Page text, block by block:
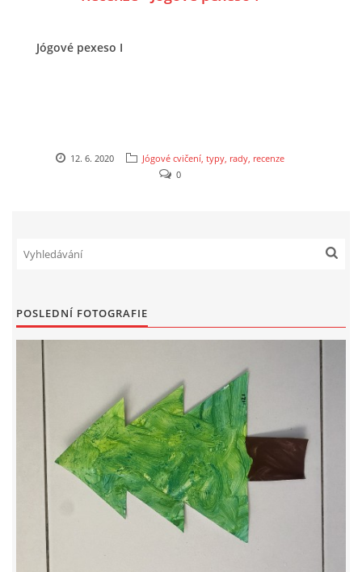
VÝTVARNÉ AKTIVITY - JARO
VÝTVARNÉ AKTIVITY - PODZIM
VÝTVARNÉ AKTIVITY - ZIMA
HÁDANKY K TÉMATU JARO, LÉTO, PODZIM,ZIMA
PÍSNĚ K TÉMATU JARO
BÁSNĚ K TÉMATU JARO
POHYBOVÉ AKTIVITY NA TÉMA JARO
Jógové pexeso I
12. 6. 2020
Jógové cvičení, typy, rady, recenze
0
POSLEDNÍ FOTOGRAFIE